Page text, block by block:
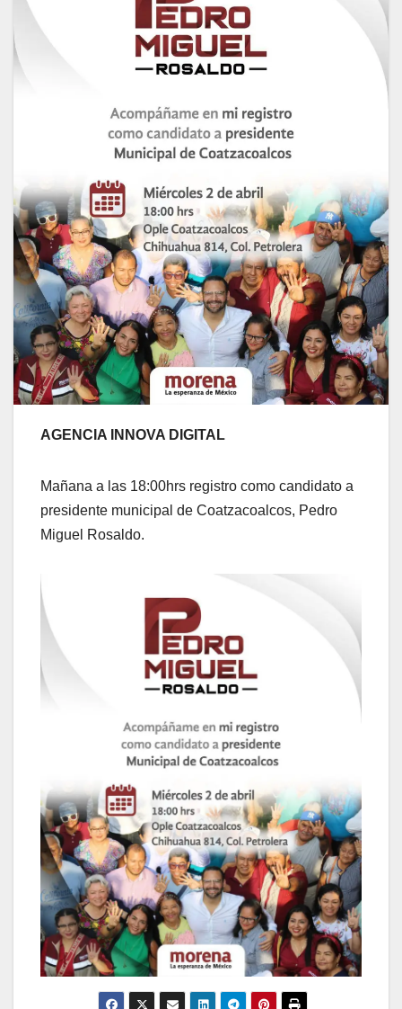
AGENCIA INNOVA DIGITAL
Mañana a las 18:00hrs registro como candidato a
presidente municipal de Coatzacoalcos, Pedro
Miguel Rosaldo.